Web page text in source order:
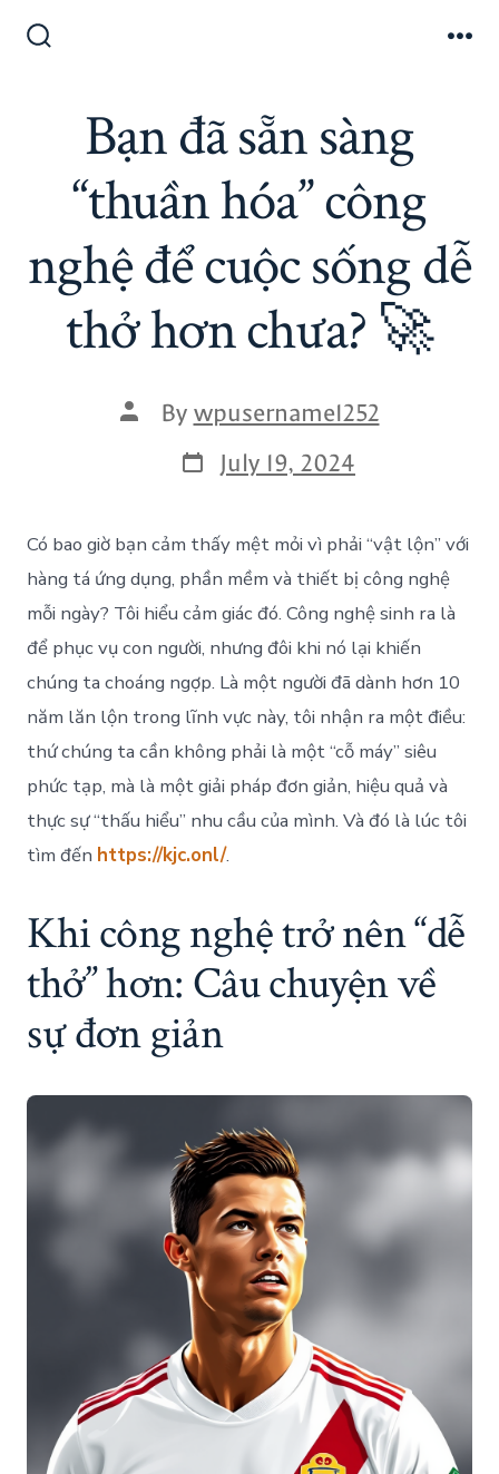
Bạn đã sẵn sàng
“thuần hóa” công
nghệ để cuộc sống dễ
thở hơn chưa? 🚀
Bywpusername1252
July 19, 2024
Có bao giờ bạn cảm thấy mệt mỏi vì phải “vật lộn” với
hàng tá ứng dụng, phần mềm và thiết bị công nghệ
mỗi ngày? Tôi hiểu cảm giác đó. Công nghệ sinh ra là
để phục vụ con người, nhưng đôi khi nó lại khiến
chúng ta choáng ngợp. Là một người đã dành hơn 10
năm lăn lộn trong lĩnh vực này, tôi nhận ra một điều:
thứ chúng ta cần không phải là một “cỗ máy” siêu
phức tạp, mà là một giải pháp đơn giản, hiệu quả và
thực sự “thấu hiểu” nhu cầu của mình. Và đó là lúc tôi
tìm đến https://kjc.onl/.
Khi công nghệ trở nên “dễ
thở” hơn: Câu chuyện về
sự đơn giản